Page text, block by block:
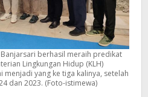
Banjarsari berhasil meraih predikat
Lingkungan Hidup (KLH)
menjadi yang ke tiga kalinya, setelah
dan 2023. (Foto-istimewa)